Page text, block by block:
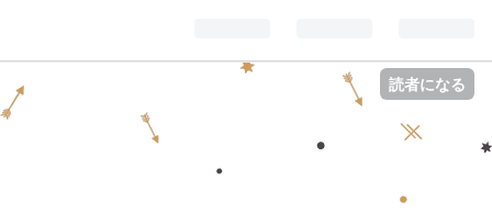
読者になる